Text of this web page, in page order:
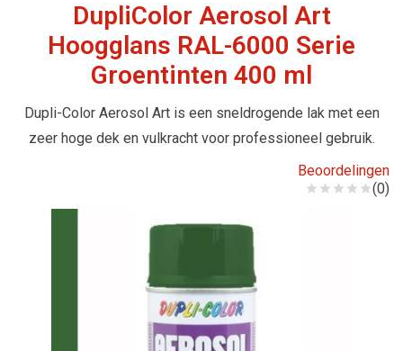
DupliColor Aerosol Art
Hoogglans RAL-6000 Serie
Groentinten 400 ml
Dupli-Color Aerosol Art is een sneldrogende lak met een
zeer hoge dek en vulkracht voor professioneel gebruik.
Beoordelingen
(0)